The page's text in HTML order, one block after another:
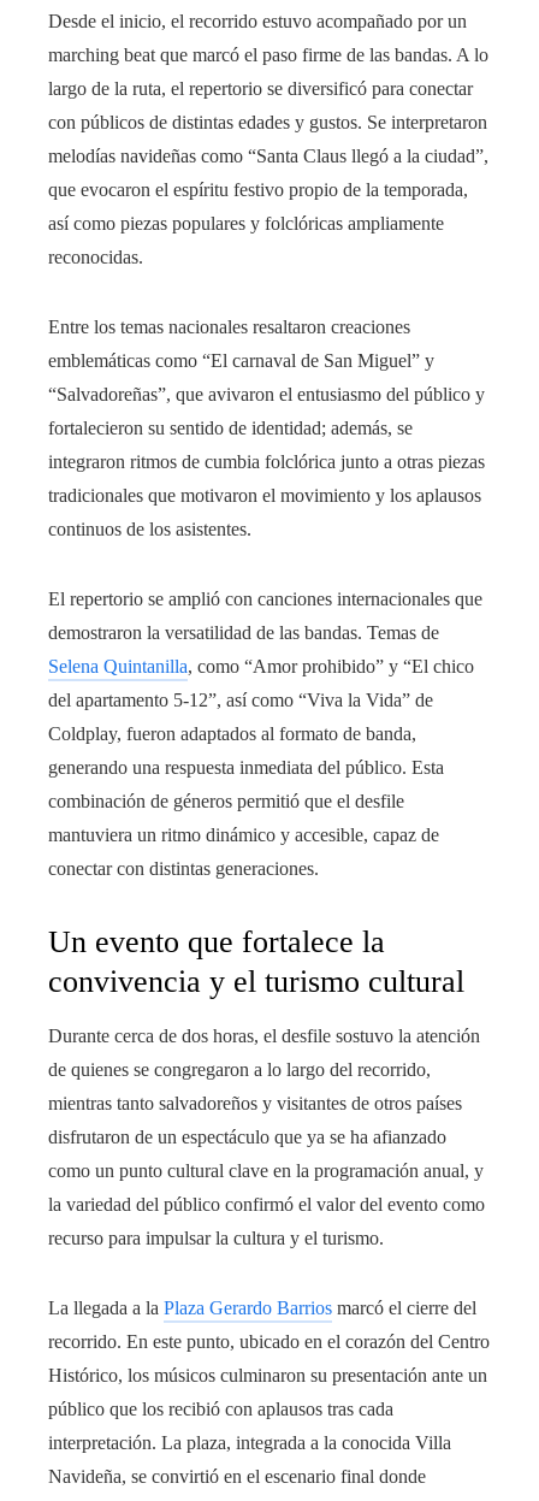
Desde el inicio, el recorrido estuvo acompañado por un
marching beat que marcó el paso firme de las bandas. A lo
largo de la ruta, el repertorio se diversificó para conectar
con públicos de distintas edades y gustos. Se interpretaron
melodías navideñas como “Santa Claus llegó a la ciudad”,
que evocaron el espíritu festivo propio de la temporada,
así como piezas populares y folclóricas ampliamente
reconocidas.
Entre los temas nacionales resaltaron creaciones
emblemáticas como “El carnaval de San Miguel” y
“Salvadoreñas”, que avivaron el entusiasmo del público y
fortalecieron su sentido de identidad; además, se
integraron ritmos de cumbia folclórica junto a otras piezas
tradicionales que motivaron el movimiento y los aplausos
continuos de los asistentes.
El repertorio se amplió con canciones internacionales que
demostraron la versatilidad de las bandas. Temas de
Selena Quintanilla, como “Amor prohibido” y “El chico
del apartamento 5-12”, así como “Viva la Vida” de
Coldplay, fueron adaptados al formato de banda,
generando una respuesta inmediata del público. Esta
combinación de géneros permitió que el desfile
mantuviera un ritmo dinámico y accesible, capaz de
conectar con distintas generaciones.
Un evento que fortalece la
convivencia y el turismo cultural
Durante cerca de dos horas, el desfile sostuvo la atención
de quienes se congregaron a lo largo del recorrido,
mientras tanto salvadoreños y visitantes de otros países
disfrutaron de un espectáculo que ya se ha afianzado
como un punto cultural clave en la programación anual, y
la variedad del público confirmó el valor del evento como
recurso para impulsar la cultura y el turismo.
La llegada a la Plaza Gerardo Barrios marcó el cierre del
recorrido. En este punto, ubicado en el corazón del Centro
Histórico, los músicos culminaron su presentación ante un
público que los recibió con aplausos tras cada
interpretación. La plaza, integrada a la conocida Villa
Navideña, se convirtió en el escenario final donde